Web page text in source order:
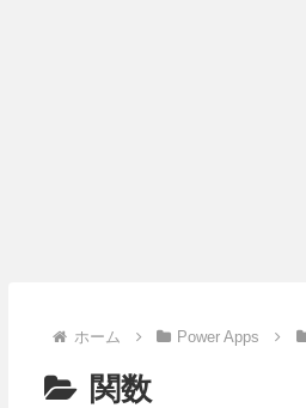
ホーム Power Apps
関数